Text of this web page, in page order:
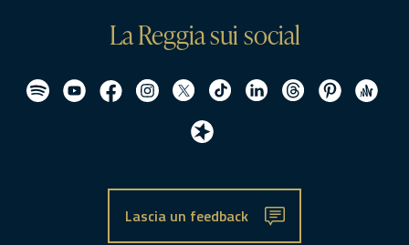
La Reggia sui social
Lascia un feedback